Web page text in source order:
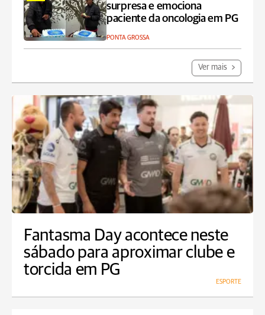
surpresa e emociona
paciente da oncologia em PG
PONTA GROSSA
Ver mais
Fantasma Day acontece neste
sábado para aproximar clube e
torcida em PG
ESPORTE